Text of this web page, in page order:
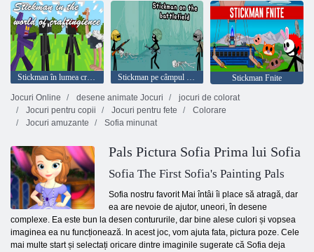
Stickman în lumea craftingience Stickman pe câmpul de luptă
Stickman Fnite
Jocuri Online
desene animate Jocuri
jocuri de colorat
Jocuri pentru copii
Jocuri pentru fete
Colorare
Jocuri amuzante
Sofia minunat
Pals Pictura Sofia Prima lui Sofia
Sofia The First Sofia's Painting Pals
Sofia nostru favorit Mai întâi îi place să atragă, dar
ea are nevoie de ajutor, uneori, în desene
complexe. Ea este bun la desen contururile, dar bine alese culori și vopsea
imaginea ea nu funcționează. In acest joc, vom ajuta fata, pictura poze. Cele
mai multe start și selectați oricare dintre imaginile sugerate că Sofia deja